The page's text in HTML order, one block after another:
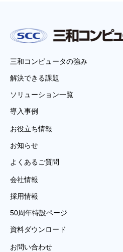
三和コンピュータの強み
解決できる課題
ソリューション一覧
導入事例
お役立ち情報
お知らせ
よくあるご質問
会社情報
採用情報
50周年特設ページ
資料ダウンロード
お問い合わせ